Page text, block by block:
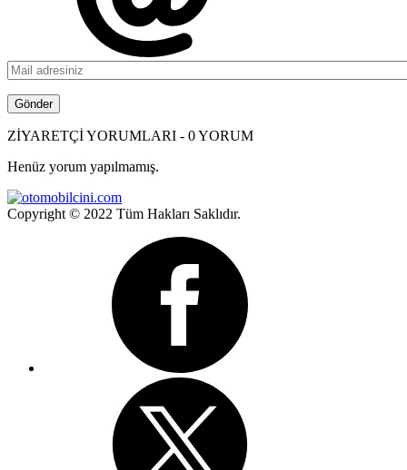
ZİYARETÇİ YORUMLARI - 0 YORUM
Henüz yorum yapılmamış.
Copyright © 2022 Tüm Hakları Saklıdır.